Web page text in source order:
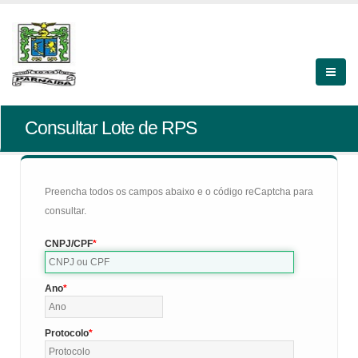
Consultar Lote de RPS
Preencha todos os campos abaixo e o código reCaptcha para
consultar.
CNPJ/CPF
Ano
Protocolo